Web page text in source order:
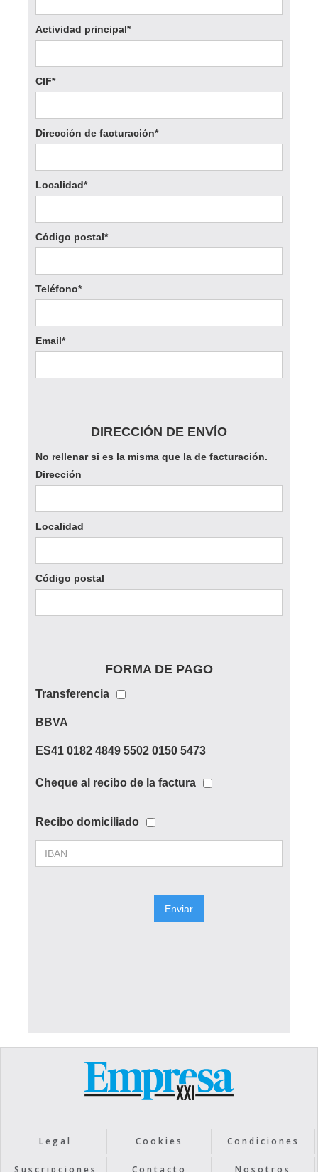
Actividad principal*
CIF*
Dirección de facturación*
Localidad*
Código postal*
Teléfono*
Email*
DIRECCIÓN DE ENVÍO
No rellenar si es la misma que la de facturación.
Dirección
Localidad
Código postal
FORMA DE PAGO
Transferencia
BBVA
ES41 0182 4849 5502 0150 5473
Cheque al recibo de la factura
Recibo domiciliado
Legal Cookies Condiciones
Suscripciones Contacto Nosotros